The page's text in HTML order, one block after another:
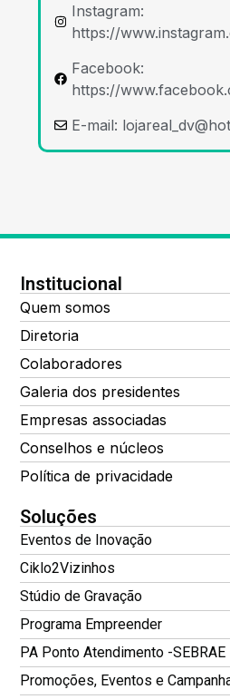
Instagram:
https://
Facebook:
https://
E-mail:
Institucional
Quem somos
Diretoria
Colaboradores
Galeria dos presidentes
Empresas associadas
Conselhos e núcleos
Política de privacidade
Soluções
Eventos de Inovação
Ciklo2Vizinhos
Stúdio de Gravação
Programa Empreender
PA Ponto Atendimento -SEBRAE
Promoções, Eventos e